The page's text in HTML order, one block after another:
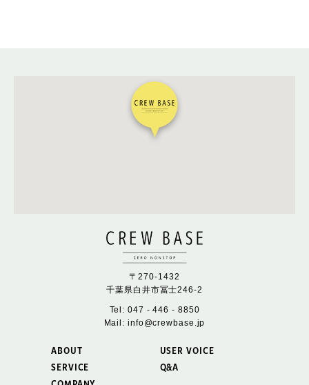
〒270-1432
千葉県白井市冨士246-2
Tel: 047 - 446 - 8850
Mail: info@crewbase.jp
ABOUT
SERVICE
USER VOICE
Q&A